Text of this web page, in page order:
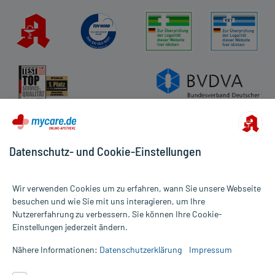
Alle Preise gelten inkl. MwSt., ggf. zzgl. Versandkosten
Informationen auf dieser Website werden ausschließlich für
die Untersuchung und Behandlung durch einen Arzt. Bitte
Datenschutz- und Cookie-Einstellungen
Wir verwenden Cookies um zu erfahren, wann Sie unsere Webseite
besuchen und wie Sie mit uns interagieren, um Ihre
Nutzererfahrung zu verbessern. Sie können Ihre Cookie-
Einstellungen jederzeit ändern.
Nähere Informationen: Datenschutzerklärung Impressum